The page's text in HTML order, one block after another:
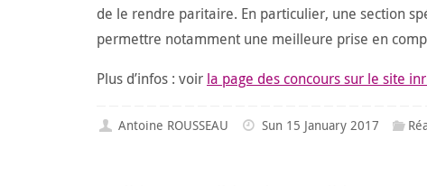
de le rendre paritaire. En particulier, une section
permettre notamment une meilleure prise en
Plus d’infos : voir la page des concours sur le site
Antoine ROUSSEAU Sun 15 January 2017